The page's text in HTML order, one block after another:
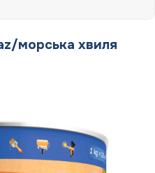
морська хвиля